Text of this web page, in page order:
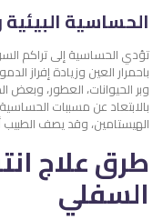
الحساسية
تؤدي الحساسية إلى تراكم
باحمرار العين وزيادة إفراز
وبر الحيوانات، العطور، وبعض
بالابتعاد عن مسببات
الهيستامين، وقد يصف الطبيب
طرقعلاج
السفلي